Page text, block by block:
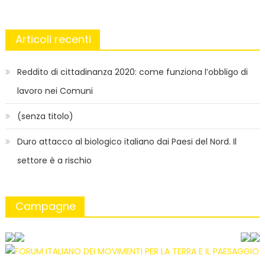
Articoli recenti
Reddito di cittadinanza 2020: come funziona l’obbligo di
lavoro nei Comuni
(senza titolo)
Duro attacco al biologico italiano dai Paesi del Nord. Il
settore è a rischio
Campagne